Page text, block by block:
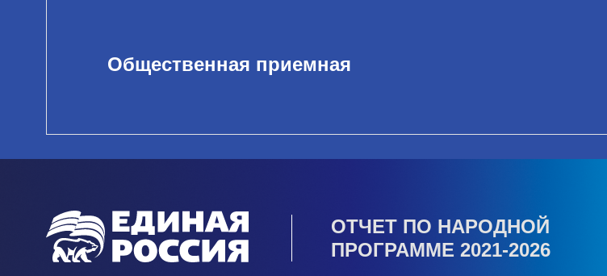
Общественная приемная
ОТЧЕТ ПО НАРОДНОЙ
ПРОГРАММЕ 2021-2026